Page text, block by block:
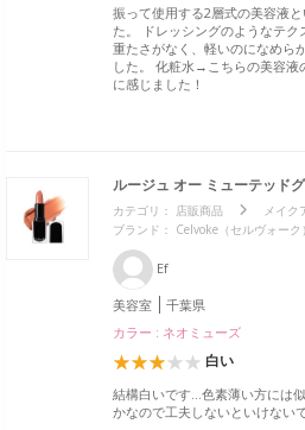
振って使用する2層式の美容液
た。 ドレッシングのようなテク
重たさがなく、軽いのになめら
した。 化粧水→こちらの美容液
に感じました！
ルージュ オー ミューテッド
カテゴリ： 店販商品
メイク
ブランド： Celvoke（セルヴォーク）
Ef
美容室
千葉県
カラー : ネオミューズ
白い
結構白いです…色素薄い方には
かなので工夫しないといけない